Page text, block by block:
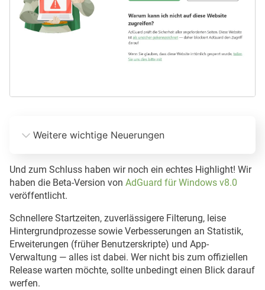
Weitere wichtige Neuerungen
Option zum Deaktivieren von Windows Recall. In unserem
Blog erklären wir, was hinter Windows Recall steckt
Verbesserte Kompatibilität mit Benutzerskripten.
Und zum Schluss haben wir noch ein echtes Highlight! Wir
haben die Beta-Version von AdGuard für Windows v8.0
veröffentlicht.
Schnellere Startzeiten, zuverlässigere Filterung, leise
Hintergrundprozesse sowie Verbesserungen an Statistik,
Erweiterungen (früher Benutzerskripte) und App-
Verwaltung — alles ist dabei. Wer nicht bis zum offiziellen
Release warten möchte, sollte unbedingt einen Blick darauf
werfen.